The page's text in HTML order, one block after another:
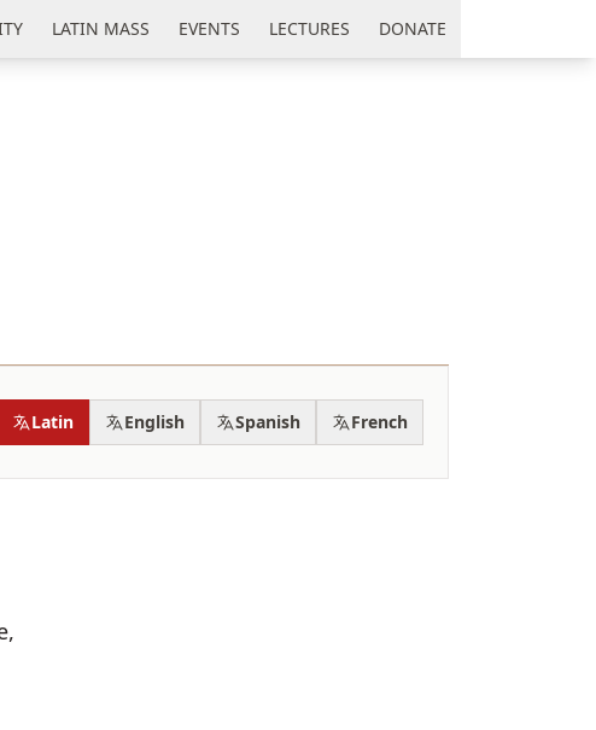
LATIN MASS EVENTS LECTURES DONATE
Latin English Spanish French